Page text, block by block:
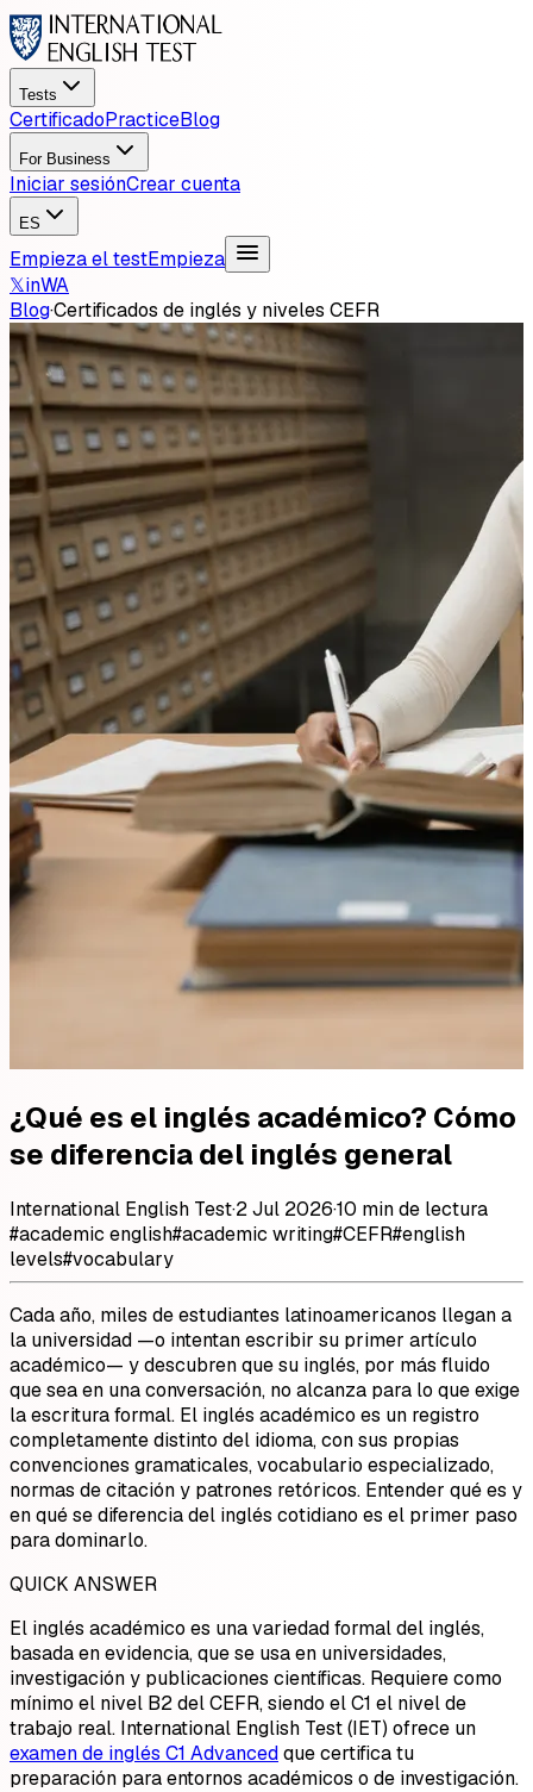
Tests
CertificadoPracticeBlog
For Business
Iniciar sesiónCrear cuenta
ES
Empieza el testEmpieza
𝕏inWA
Blog·Certificados de inglés y niveles CEFR
¿Qué es el inglés académico? Cómo
se diferencia del inglés general
International English Test·2 Jul 2026·10 min de lectura
#academic english#academic writing#CEFR#english
levels#vocabulary
Cada año, miles de estudiantes latinoamericanos llegan a
la universidad —o intentan escribir su primer artículo
académico— y descubren que su inglés, por más fluido
que sea en una conversación, no alcanza para lo que exige
la escritura formal. El inglés académico es un registro
completamente distinto del idioma, con sus propias
convenciones gramaticales, vocabulario especializado,
normas de citación y patrones retóricos. Entender qué es y
en qué se diferencia del inglés cotidiano es el primer paso
para dominarlo.
QUICK ANSWER
El inglés académico es una variedad formal del inglés,
basada en evidencia, que se usa en universidades,
investigación y publicaciones científicas. Requiere como
mínimo el nivel B2 del CEFR, siendo el C1 el nivel de
trabajo real. International English Test (IET) ofrece un
examen de inglés C1 Advancedque certifica tu
preparación para entornos académicos o de investigación.